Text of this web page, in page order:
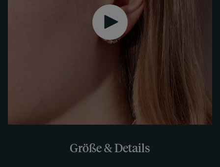
Größe & Details